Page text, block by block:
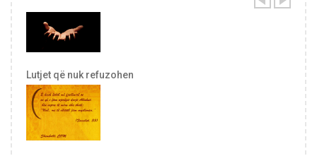
Lutjet që nuk refuzohen